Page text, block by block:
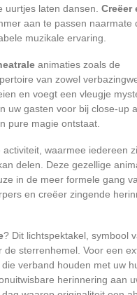
laten dansen. Creëer
aan te passen naarmate
muzikale ervaring.
animaties zoals de
van zowel
en voegt een vleugje
uw gasten voor bij close-up
pure magie ontstaat.
waarmee iedereen
delen. Deze gezellige
in de meer formele gang
en creëer zingende
? Dit lichtspektakel, symbool
sterrenhemel. Voor een
verband houden met uw
herinnering aan